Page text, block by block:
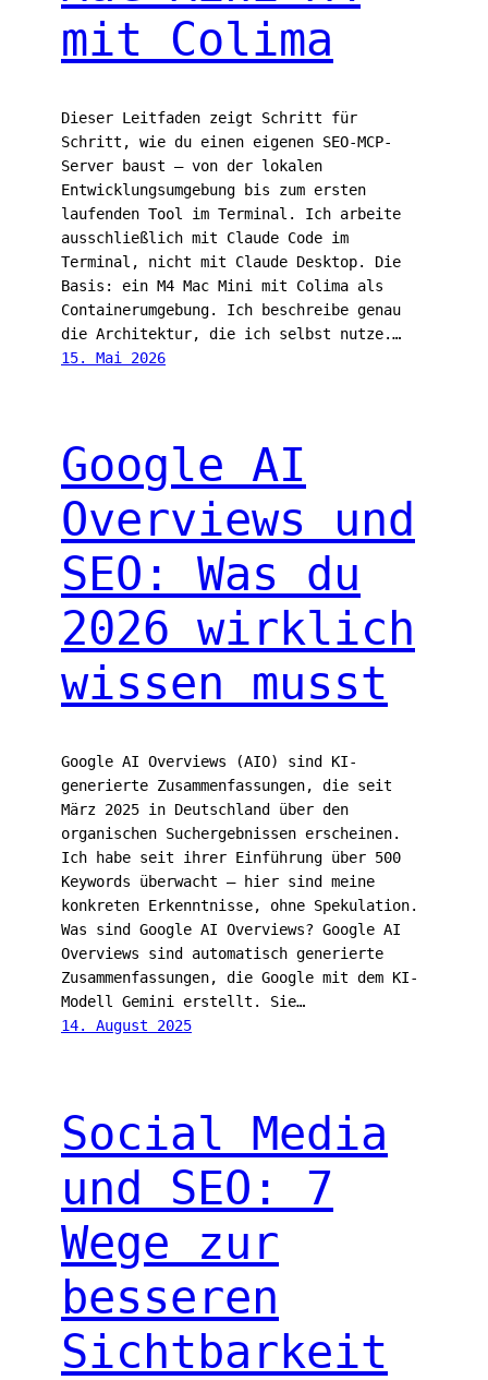
mit Colima
Dieser Leitfaden zeigt Schritt für
Schritt, wie du einen eigenen SEO-MCP-
Server baust — von der lokalen
Entwicklungsumgebung bis zum ersten
laufenden Tool im Terminal. Ich arbeite
ausschließlich mit Claude Code im
Terminal, nicht mit Claude Desktop. Die
Basis: ein M4 Mac Mini mit Colima als
Containerumgebung. Ich beschreibe genau
die Architektur, die ich selbst nutze.…
15. Mai 2026
Google AI
Overviews und
SEO: Was du
2026 wirklich
wissen musst
Google AI Overviews (AIO) sind KI-
generierte Zusammenfassungen, die seit
März 2025 in Deutschland über den
organischen Suchergebnissen erscheinen.
Ich habe seit ihrer Einführung über 500
Keywords überwacht — hier sind meine
konkreten Erkenntnisse, ohne Spekulation.
Was sind Google AI Overviews? Google AI
Overviews sind automatisch generierte
Zusammenfassungen, die Google mit dem KI-
Modell Gemini erstellt. Sie…
14. August 2025
Social Media
und SEO: 7
Wege zur
besseren
Sichtbarkeit